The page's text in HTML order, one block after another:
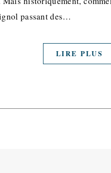
passant des…
LIRE PLUS